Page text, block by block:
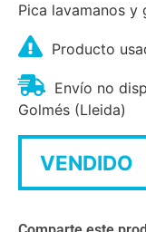
Pica lavamanos
Producto
Envío no
Golmés (Lleida)
VENDIDO